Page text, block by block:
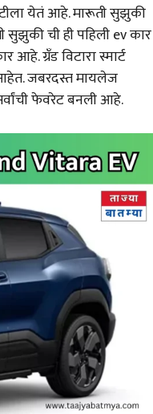
येतं आहे. मारूती सुझुकी
ची ही पहिली ev कार
ग्रँड विटारा स्मार्ट
आहेत. जबरदस्त मायलेज
फेवरेट बनली आहे.